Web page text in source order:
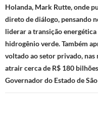
Holanda, Mark Rutte, onde
direto de diálogo, pensando
liderar a transição
hidrogênio verde. Também
voltado ao setor privado, nas
atrair cerca de R$ 180
Governador do Estado de